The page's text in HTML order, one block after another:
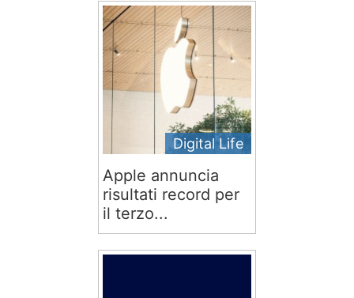
Digital Life
Apple annuncia
risultati record per
il terzo...